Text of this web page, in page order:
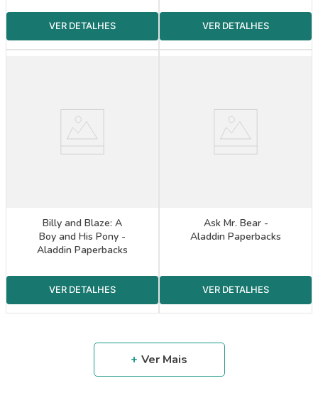
Billy and Blaze: A
Boy and His Pony -
Aladdin Paperbacks
Ask Mr. Bear -
Aladdin Paperbacks